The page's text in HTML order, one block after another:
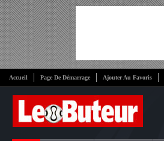
Accueil Page De Démarrage Ajouter Au Favoris